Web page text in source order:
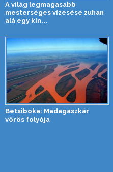
A világ legmagasabb
mesterséges vízesése zuhan
alá egy kín...
Betsiboka: Madagaszkár
vörös folyója